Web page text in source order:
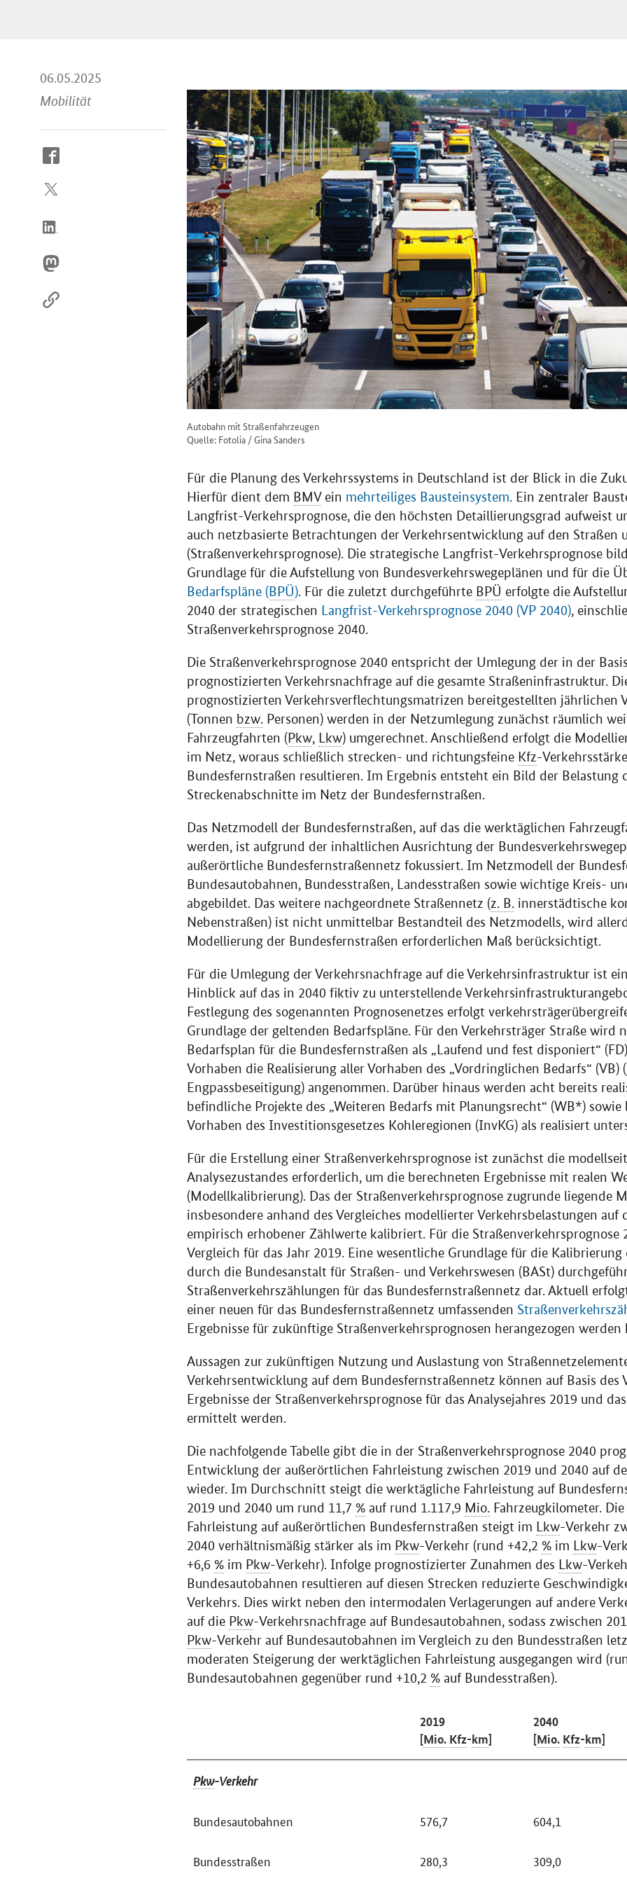
06.05.2025
Mobilität
So
Sie
Internet
Autobahn mit Straßenfahrzeugen
Quelle: Fotolia / Gina Sanders
Für die Planung des Verkehrssystems in Deutschland ist der Blick in die
Hierfür dient dem BMVein mehrteiliges Bausteinsystem. Ein zentraler
Langfrist-Verkehrsprognose, die den höchsten Detaillierungsgrad aufweist
auch netzbasierte Betrachtungen der Verkehrsentwicklung auf den Straßen
(Straßenverkehrsprognose). Die strategische Langfrist-Verkehrsprognose
Grundlage für die Aufstellung von Bundesverkehrswegeplänen und für die
Bedarfspläne (BPÜ). Für die zuletzt durchgeführte BPÜ erfolgte die
2040 der strategischen Langfrist-Verkehrsprognose 2040 (VP 2040),
Straßenverkehrsprognose 2040.
Die Straßenverkehrsprognose 2040 entspricht der Umlegung der in der
prognostizierten Verkehrsnachfrage auf die gesamte Straßeninfrastruktur.
prognostizierten Verkehrsverflechtungsmatrizen bereitgestellten jährlichen
(Tonnen bzw. Personen) werden in der Netzumlegung zunächst räumlich
Fahrzeugfahrten (Pkw, Lkw) umgerechnet. Anschließend erfolgt die
im Netz, woraus schließlich strecken- und richtungsfeine Kfz-
Bundesfernstraßen resultieren. Im Ergebnis entsteht ein Bild der Belastung
Streckenabschnitte im Netz der Bundesfernstraßen.
Das Netzmodell der Bundesfernstraßen, auf das die werktäglichen
werden, ist aufgrund der inhaltlichen Ausrichtung der
außerörtliche Bundesfernstraßennetz fokussiert. Im Netzmodell der
Bundesautobahnen, Bundesstraßen, Landesstraßen sowie wichtige Kreis-
abgebildet. Das weitere nachgeordnete Straßennetz (z. B. innerstädtische
Nebenstraßen) ist nicht unmittelbar Bestandteil des Netzmodells, wird
Modellierung der Bundesfernstraßen erforderlichen Maß berücksichtigt.
Für die Umlegung der Verkehrsnachfrage auf die Verkehrsinfrastruktur ist
Hinblick auf das in 2040 fiktiv zu unterstellende
Festlegung des sogenannten Prognosenetzes erfolgt
Grundlage der geltenden Bedarfspläne. Für den Verkehrsträger Straße wird
Bedarfsplan für die Bundesfernstraßen als „Laufend und fest disponiert“
Vorhaben die Realisierung aller Vorhaben des „Vordringlichen Bedarfs“ (VB)
Engpassbeseitigung) angenommen. Darüber hinaus werden acht bereits
befindliche Projekte des „Weiteren Bedarfs mit Planungsrecht“ (WB*) sowie
Vorhaben des Investitionsgesetzes Kohleregionen (InvKG) als realisiert
Für die Erstellung einer Straßenverkehrsprognose ist zunächst die
Analysezustandes erforderlich, um die berechneten Ergebnisse mit realen
(Modellkalibrierung). Das der Straßenverkehrsprognose zugrunde liegende
insbesondere anhand des Vergleiches modellierter Verkehrsbelastungen auf
empirisch erhobener Zählwerte kalibriert. Für die Straßenverkehrsprognose
Vergleich für das Jahr 2019. Eine wesentliche Grundlage für die
durch die Bundesanstalt für Straßen- und Verkehrswesen (BASt)
Straßenverkehrszählungen für das Bundesfernstraßennetz dar. Aktuell
einer neuen für das Bundesfernstraßennetz umfassenden
Ergebnisse für zukünftige Straßenverkehrsprognosen herangezogen werden
Aussagen zur zukünftigen Nutzung und Auslastung von
Verkehrsentwicklung auf dem Bundesfernstraßennetz können auf Basis des
Ergebnisse der Straßenverkehrsprognose für das Analysejahres 2019 und
ermittelt werden.
Die nachfolgende Tabelle gibt die in der Straßenverkehrsprognose 2040
Entwicklung der außerörtlichen Fahrleistung zwischen 2019 und 2040 auf
wieder. Im Durchschnitt steigt die werktägliche Fahrleistung auf
2019 und 2040 um rund 11,7 % auf rund 1.117,9 Mio. Fahrzeugkilometer.
Fahrleistung auf außerörtlichen Bundesfernstraßen steigt im Lkw-Verkehr
2040 verhältnismäßig stärker als im Pkw-Verkehr (rund +42,2 % im Lkw-
+6,6 % im Pkw-Verkehr). Infolge prognostizierter Zunahmen des Lkw-
Bundesautobahnen resultieren auf diesen Strecken reduzierte
Verkehrs. Dies wirkt neben den intermodalen Verlagerungen auf andere
auf die Pkw-Verkehrsnachfrage auf Bundesautobahnen, sodass zwischen
Pkw-Verkehr auf Bundesautobahnen im Vergleich zu den Bundesstraßen
moderaten Steigerung der werktäglichen Fahrleistung ausgegangen wird
Bundesautobahnen gegenüber rund +10,2 % auf Bundesstraßen).
2019
[Mio. Kfz-km]
2040
[Mio. Kfz-km]
Pkw-Verkehr
Bundesautobahnen 576,7 604,1
Bundesstraßen 280,3 309,0